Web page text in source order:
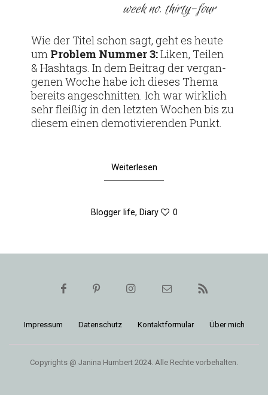
week no. thirty-four
Wie der Titel schon sagt, geht es heute
um Pro­blem Nummer 3:Liken, Teilen
& Hash­tags. In dem Bei­trag der ver­gan­
genen Woche habe ich dieses Thema
bereits ange­schnitten. Ich war wirk­lich
sehr fleißig in den letzten Wochen bis zu
diesem einen demo­ti­vie­renden Punkt.
Weiterlesen
Blogger life, Diary 0
Impressum Daten­schutz Kon­takt­for­mular Über mich
Copyrights @ Janina Humbert 2024. Alle Rechte vorbehalten.